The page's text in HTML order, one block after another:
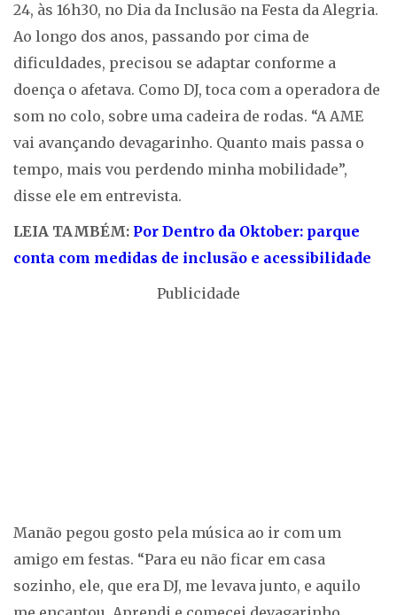
24, às 16h30, no Dia da Inclusão na Festa da Alegria.
Ao longo dos anos, passando por cima de
dificuldades, precisou se adaptar conforme a
doença o afetava. Como DJ, toca com a operadora de
som no colo, sobre uma cadeira de rodas. “A AME
vai avançando devagarinho. Quanto mais passa o
tempo, mais vou perdendo minha mobilidade”,
disse ele em entrevista.
LEIA TAMBÉM: Por Dentro da Oktober: parque
conta com medidas de inclusão e acessibilidade
Publicidade
Manão pegou gosto pela música ao ir com um
amigo em festas. “Para eu não ficar em casa
sozinho, ele, que era DJ, me levava junto, e aquilo